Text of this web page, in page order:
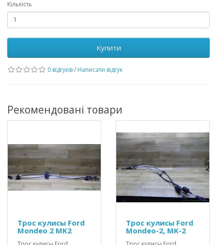
Кількість
Купити
0 відгуків/ Написати відгук
Рекомендовані товари
Трос кулисы Ford
Mondeo 2 MK2
Трос кулисы Ford
Mondeo-2, MK-2